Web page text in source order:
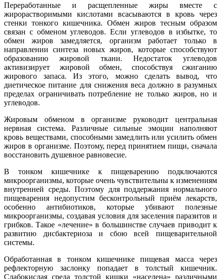
Переработанные и расщепленные жиры вместе с
жирорастворимыми кислотами всасываются в кровь через
стенки тонкого кишечника. Обмен жиров тесным образом
связан с обменом углеводов. Если углеводов в избытке, то
обмен жиров замедляется, организм работает только в
направлении синтеза новых жиров, которые способствуют
образованию жировой ткани. Недостаток углеводов
активизирует жировой обмен, способствуя сжиганию
жирового запаса. Из этого, можно сделать вывод, что
диетическое питание для снижения веса должно в разумных
пределах ограничивать потребление не только жиров, но и
углеводов.
Жировым обменом в организме руководит центральная
нервная система. Различные сильные эмоции наполняют
кровь веществами, способными замедлить или усилить обмен
жиров в организме. Поэтому, перед принятием пищи, сначала
восстановить душевное равновесие.
В тонком кишечнике к пищеварению подключаются
микроорганизмы, которые очень чувствительны к изменениям
внутренней среды. Поэтому для поддержания нормального
пищеварения недопустим бесконтрольный приём лекарств,
особенно антибиотиков, которые убивают полезные
микроорганизмы, создавая условия для заселения паразитов и
грибков. Такое «лечение» в большинстве случаев приводит к
развитию дисбактериоза и сбою всей пищеварительной
системы.
Обработанная в тонком кишечнике пищевая масса через
рефлекторную заслонку попадает в толстый кишечник.
Слабокислая среда толстой кишки «населена» различными